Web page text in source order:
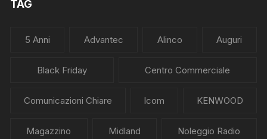
TAG
5 Anni Advantec Alinco Auguri
Black Friday Centro Commerciale
Comunicazioni Chiare Icom KENWOOD
Magazzino Midland Noleggio Radio